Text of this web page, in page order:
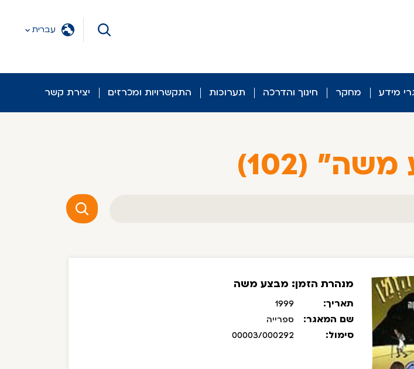
עברית
מידע מחקר חינוך והדרכה תערוכות התקשרויות ומכרזים יצירת קשר
(102)
מנהרת הזמן: מבצע משה
תאריך: 1999
שם המאגר: ספרייה
סימול: 00003/000292